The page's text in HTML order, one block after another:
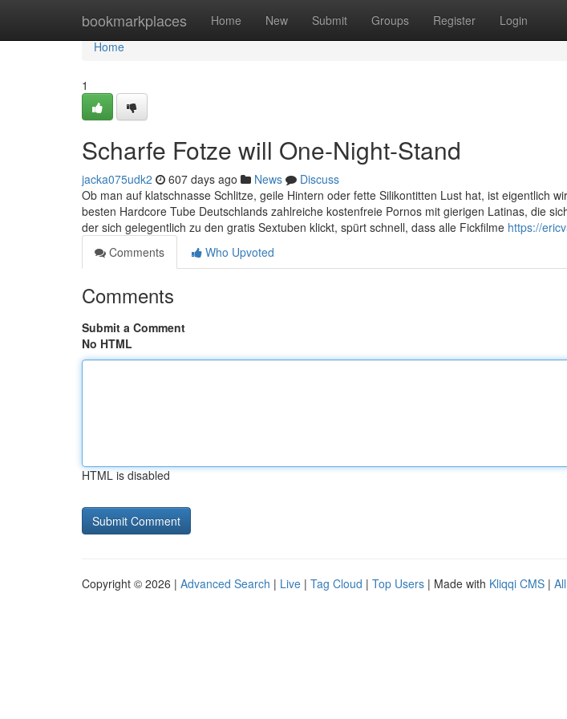
bookmarkplaces Home New Submit Groups Register Login
Home
Home
1
Scharfe Fotze will One-Night-Stand
jacka075udk2 607 days ago News
Discuss
Ob man auf klatschnasse Schlitze, geile Hintern oder fette Silikontitten Lust hat, ist eigentlich
besten Hardcore Tube Deutschlands zahlreiche kostenfreie Pornos mit gierigen Latinas, die
der sich gelegentlich zu den gratis Sextuben klickt, spürt schnell, dass alle Fickfilme https://
Comments
Who Upvoted
Comments
Submit a Comment
No HTML
HTML is disabled
Copyright © 2026 | Advanced Search | Live | Tag Cloud | Top Users | Made with Kliqqi CMS |